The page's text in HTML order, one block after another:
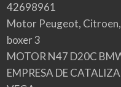
42698961
Motor Peugeot,
boxer 3
MOTOR N47 D20C
EMPRESA DE